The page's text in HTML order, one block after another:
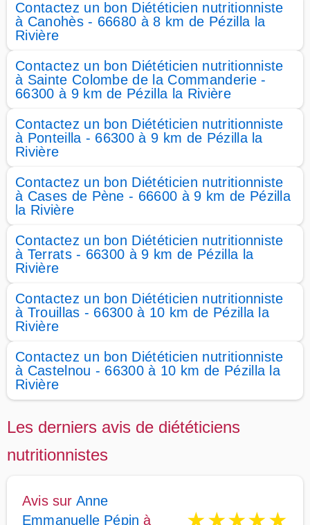
Contactez un bon Diététicien nutritionniste
à Canohès - 66680 à 8 km de Pézilla la
Rivière
Contactez un bon Diététicien nutritionniste
à Sainte Colombe de la Commanderie -
66300 à 9 km de Pézilla la Rivière
Contactez un bon Diététicien nutritionniste
à Ponteilla - 66300 à 9 km de Pézilla la
Rivière
Contactez un bon Diététicien nutritionniste
à Cases de Pène - 66600 à 9 km de Pézilla
la Rivière
Contactez un bon Diététicien nutritionniste
à Terrats - 66300 à 9 km de Pézilla la
Rivière
Contactez un bon Diététicien nutritionniste
à Trouillas - 66300 à 10 km de Pézilla la
Rivière
Contactez un bon Diététicien nutritionniste
à Castelnou - 66300 à 10 km de Pézilla la
Rivière
Les derniers avis de diététiciens
nutritionnistes
Avis sur Anne
Emmanuelle Pépin à